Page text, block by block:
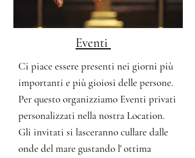
Eventi
Ci piace essere presenti nei giorni più
importanti e più gioiosi delle persone.
Per questo organizziamo Eventi privati
personalizzati nella nostra Location.
Gli invitati si lasceranno cullare dalle
onde del mare gustando l' ottima